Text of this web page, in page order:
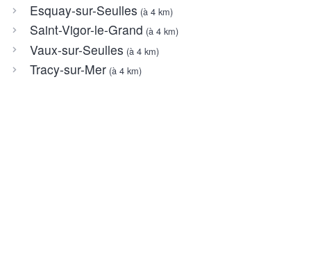
Esquay-sur-Seulles (à 4 km)
Saint-Vigor-le-Grand (à 4 km)
Vaux-sur-Seulles (à 4 km)
Tracy-sur-Mer(à 4 km)